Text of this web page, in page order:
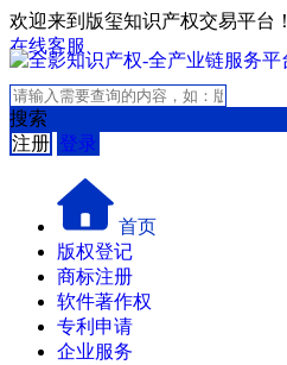
欢迎来到版玺知识产权交易平台！
在线客服
搜索
注册 登录
首页
版权登记
商标注册
软件著作权
专利申请
企业服务